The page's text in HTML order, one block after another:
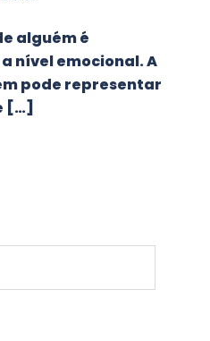
alguém é
nível emocional. A
pode representar
[…]